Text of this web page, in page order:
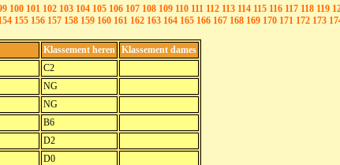
100 101 102 103 104 105 106 107 108 109 110 111 112 113 114 115 116 117 118 119
155 156 157 158 159 160 161 162 163 164 165 166 167 168 169 170 171 172 173
Klassement heren Klassement dames
C2
NG
NG
B6
D2
D0